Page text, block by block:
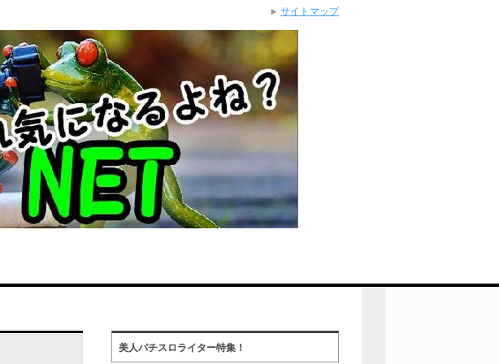
美人パチスロライター特集！
サイトマップ